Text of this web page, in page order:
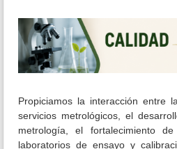
Propiciamos la interacción entre
servicios metrológicos, el
metrología, el fortalecimiento
laboratorios de ensayo y